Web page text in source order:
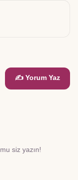
✍️ Yorum Yaz
siz yazın!